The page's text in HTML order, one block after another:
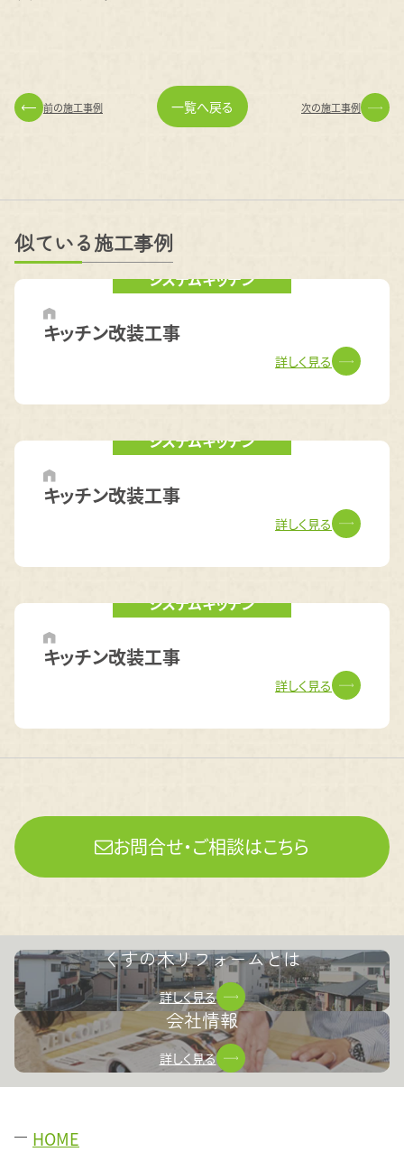
前の施工事例 一覧へ戻る 次の施工事例
似ている施工事例
システムキッチン
キッチン改装工事
詳しく見る
システムキッチン
キッチン改装工事
詳しく見る
システムキッチン
キッチン改装工事
詳しく見る
お問合せ・ご相談はこちら
くすの木リフォームとは
詳しく見る
会社情報
詳しく見る
HOME